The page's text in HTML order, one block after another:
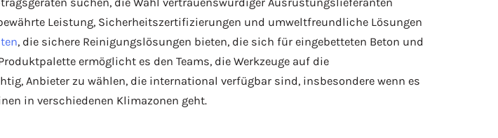
Leistung, Sicherheitszertifizierungen und umweltfreundliche Lösungen
, die sichere Reinigungslösungen bieten, die sich für eingebetteten Beton und
ermöglicht es den Teams, die Werkzeuge auf die
Anbieter zu wählen, die international verfügbar sind, insbesondere wenn es
in verschiedenen Klimazonen geht.